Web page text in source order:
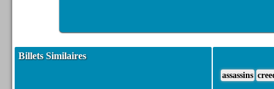
Billets Similaires
assassins